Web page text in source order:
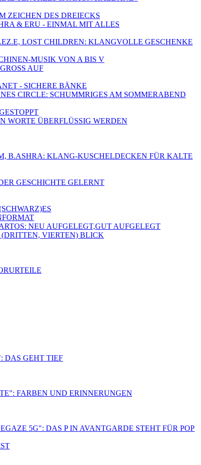
ZEICHEN DES DREIECKS
& ERU - EINMAL MIT ALLES
LOST CHILDREN: KLANGVOLLE GESCHENKE
MUSIK VON A BIS V
AUF
- SICHERE BÄNKE
CIRCLE: SCHUMMRIGES AM SOMMERABEND
WORTE ÜBERFLÜSSIG WERDEN
B.ASHRA: KLANG-KUSCHELDECKEN FÜR KALTE
GESCHICHTE GELERNT
NEU AUFGELEGT,GUT AUFGELEGT
VIERTEN) BLICK
DAS GEHT TIEF
FARBEN UND ERINNERUNGEN
5G": DAS P IN AVANTGARDE STEHT FÜR POP